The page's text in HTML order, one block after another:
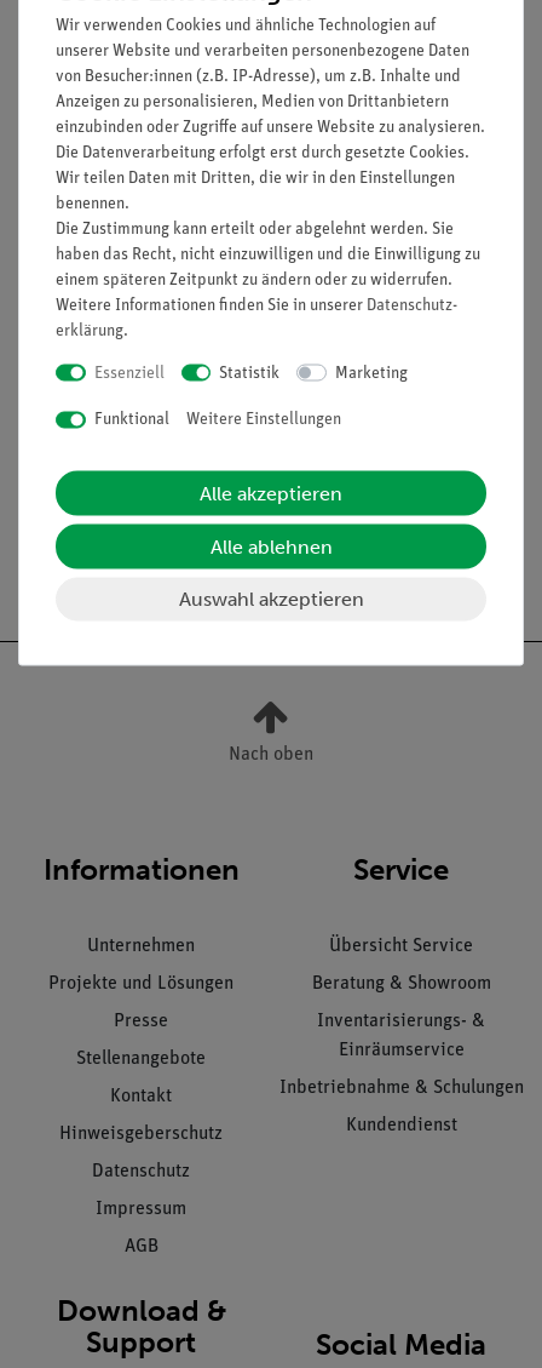
Brennweite
Teleskope
Mikroskop
Optischer Strahlengang
Konvexe Linse
Konkave Linse
Reales Bild
Virtuelles Bild
(Bitte beachten: Versuchsbeschreibung nur in englischer
Sprache erhältlich)
Media / Downloads
Versandkostenfrei ab 300,- €
Nach oben
Informationen
Unternehmen
Projekte und Lösungen
Presse
Stellenangebote
Kontakt
Hinweisgeberschutz
Datenschutz
Impressum
AGB
Service
Übersicht Service
Beratung & Showroom
Inventarisierungs- &
Einräumservice
Inbetriebnahme & Schulungen
Kundendienst
Download &
Support
Social Media
Wir verwenden Cookies und ähnliche Technologien auf
unserer Website und verarbeiten personenbezogene Daten
von Besucher:innen (z.B. IP-Adresse), um z.B. Inhalte und
Anzeigen zu personalisieren, Medien von Drittanbietern
einzubinden oder Zugriffe auf unsere Website zu analysieren.
Die Datenverarbeitung erfolgt erst durch gesetzte Cookies.
Wir teilen Daten mit Dritten, die wir in den Einstellungen
benennen.
Die Zustimmung kann erteilt oder abgelehnt werden. Sie
haben das Recht, nicht einzuwilligen und die Einwilligung zu
einem späteren Zeitpunkt zu ändern oder zu widerrufen.
Weitere Informationen finden Sie in unserer Daten­schutz­
erklärung.
Essenziell Statistik Marketing
Funktional Weitere Einstellungen
Alle akzeptieren
Alle ablehnen
Auswahl akzeptieren